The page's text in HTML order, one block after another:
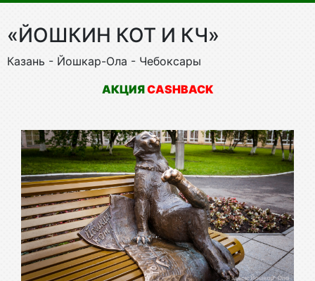
«ЙОШКИН КОТ И КЧ»
Казань - Йошкар-Ола - Чебоксары
АКЦИЯCASHBACK